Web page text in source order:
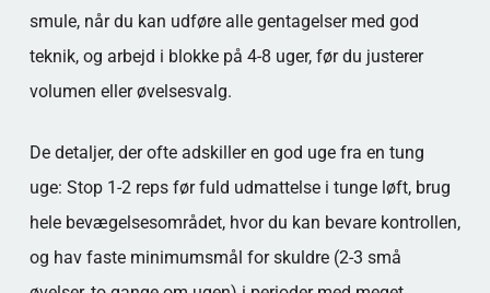
smule, når du kan udføre alle gentagelser med god
teknik, og arbejd i blokke på 4-8 uger, før du justerer
volumen eller øvelsesvalg.
De detaljer, der ofte adskiller en god uge fra en tung
uge: Stop 1-2 reps før fuld udmattelse i tunge løft, brug
hele bevægelsesområdet, hvor du kan bevare kontrollen,
og hav faste minimumsmål for skuldre (2-3 små